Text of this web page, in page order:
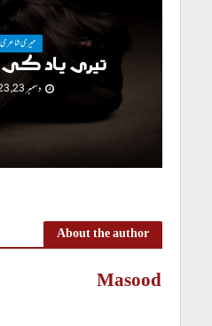
میری شاعری
تیری یاد کی
دسمبر 23, 2023
About the author
Masood